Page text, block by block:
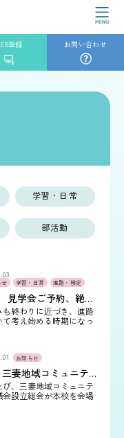
登録 お問い合わせ
学習・日常
部活動
せ 学習・日常 進路・検定
8/29 見学会ご予約、絶賛受付中です。
も終わりに近づき、進路
て考え始める時期になっ
お知らせ
8/1 三妻地域コミュニティ協議会設立総会が執り行われました。
び、三妻地域コミュニテ
会設立総会が本校を会場